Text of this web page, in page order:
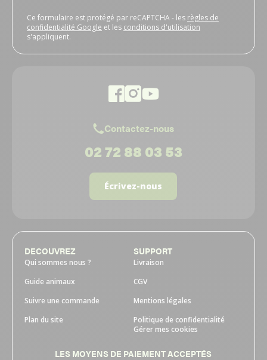
Ce formulaire est protégé par reCAPTCHA - les règles de
confidentialité Google et les conditions d'utilisation
s'appliquent.
Contactez-nous
02 72 88 03 53
Écrivez-nous
DECOUVREZ
Qui sommes nous ?
Guide animaux
Suivre une commande
Plan du site
SUPPORT
Livraison
CGV
Mentions légales
Politique de confidentialité
Gérer mes cookies
LES MOYENS DE PAIEMENT ACCEPTÉS